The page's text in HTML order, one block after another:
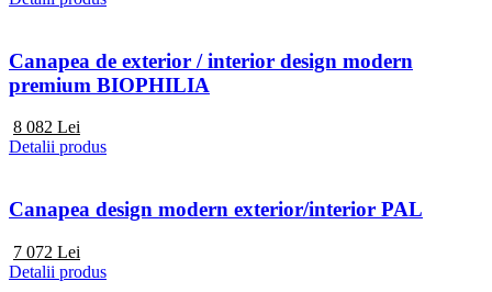
Canapea de exterior / interior design modern
premium BIOPHILIA
8 082 Lei
Detalii produs
Canapea design modern exterior/interior PAL
7 072 Lei
Detalii produs